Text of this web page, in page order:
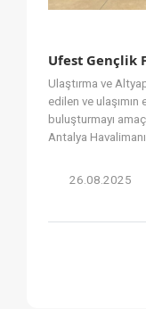
Ufest Gençlik
Ulaştırma ve
edilen ve ulaşımın
buluşturmayı
Antalya
26.08.2025